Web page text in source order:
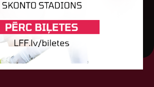
18. oktobris 2025.